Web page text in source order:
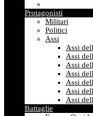
Protagonisti
Militari
Politici
Assi
Assi
Assi
Assi
Assi
Assi
Assi
Assi
Battaglie